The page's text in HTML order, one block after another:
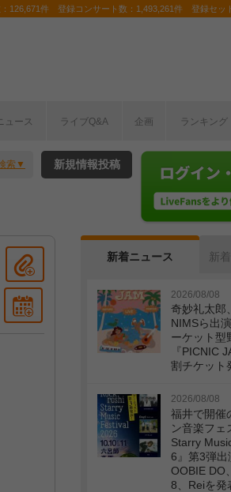
126,671件 登録コンサート数：1,493,261件 登録セッ
ュース ライブQ&A 企画 ランキング
索 新規情報投稿
新着ニュース 新
2026/08/08
奇妙礼太郎
NIMSら出
ーケット型
『PICNIC
割チケット
2026/08/08
福井で開催
ン音楽フェ
Starry
6』第3弾
OOBIE DO
8、Reiを発